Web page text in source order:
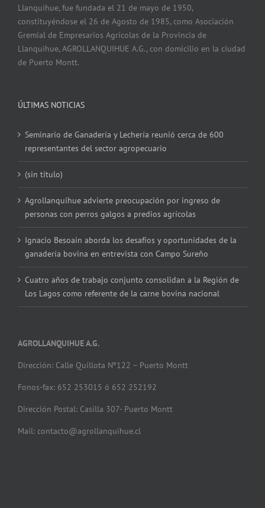
Llanquihue, fue fundada el 21 de mayo de 1950,
constituyéndose el 26 de Agosto de 1985, como Asociación
Gremial de Empresarios Agrícolas de la Provincia de
Llanquihue, AGROLLANQUIHUE A.G., con domicilio en la ciudad
de Puerto Montt.
ÚLTIMAS NOTICIAS
Seminario de Ganadería y Lechería reunió cerca de 600
representantes del sector agropecuario
(sin título)
Agrollanquihue advierte preocupación por ingreso de
personas con perros galgos a predios agrícolas
Ignacio Besoain aborda los desafíos y oportunidades de la
ganadería bovina en entrevista con Campo Sureño
Cuatro años de trabajo conjunto consolidan a la Región de
Los Lagos como referente de la carne bovina nacional
AGROLLANQUIHUE A.G.
Dirección: Calle Quillota Nº122 – Puerto Montt
Fonos-fax: 652 253015 ó 652 252192
Dirección Postal: Casilla 307- Puerto Montt
Mail: contacto@agrollanquihue.cl